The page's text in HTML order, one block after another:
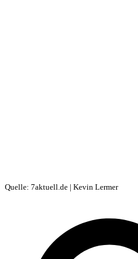
Quelle: 7aktuell.de | Kevin Lermer